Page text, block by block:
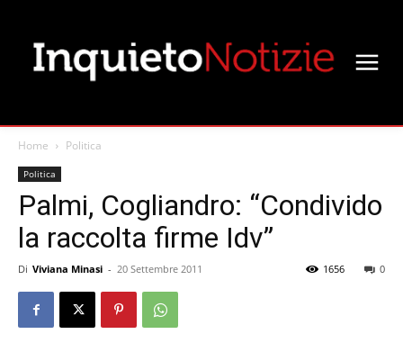
Home Politica
Politica
Palmi, Cogliandro: “Condivido
la raccolta firme Idv”
Di Viviana Minasi - 20 Settembre 2011 0
1656